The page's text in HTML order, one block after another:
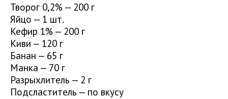
Творог 0,2% — 200 г
Яйцо — 1 шт.
Кефир 1% — 200 г
Киви — 120 г
Банан — 65 г
Манка — 70 г
Разрыхлитель — 2 г
Подсластитель — по вкусу